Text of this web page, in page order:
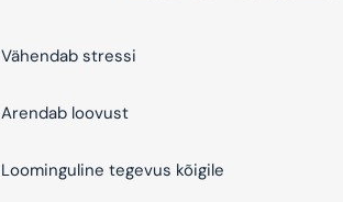
Vähendab stressi
Arendab loovust
Loominguline tegevus kõigile